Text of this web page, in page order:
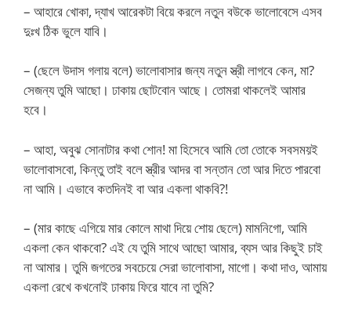
– আহারে খোকা, দ্যাখ আরেকটা বিয়ে করলে নতুন বউকে ভালোবেসে এসব
দুঃখ ঠিক ভুলে যাবি।
– (ছেলে উদাস গলায় বলে) ভালোবাসার জন্য নতুন স্ত্রী লাগবে কেন, মা?
সেজন্য তুমি আছো। ঢাকায় ছোটবোন আছে। তোমরা থাকলেই আমার
হবে।
– আহা, অবুঝ সোনাটার কথা শোন! মা হিসেবে আমি তো তোকে সবসময়ই
ভালোবাসবো, কিন্তু তাই বলে স্ত্রীর আদর বা সন্তান তো আর দিতে পারবো
না আমি। এভাবে কতদিনই বা আর একলা থাকবি?!
– (মার কাছে এগিয়ে মার কোলে মাথা দিয়ে শোয় ছেলে) মামনিগো, আমি
একলা কেন থাকবো? এই যে তুমি সাথে আছো আমার, ব্যস আর কিছুই চাই
না আমার। তুমি জগতের সবচেয়ে সেরা ভালোবাসা, মাগো। কথা দাও, আমায়
একলা রেখে কখনোই ঢাকায় ফিরে যাবে না তুমি?